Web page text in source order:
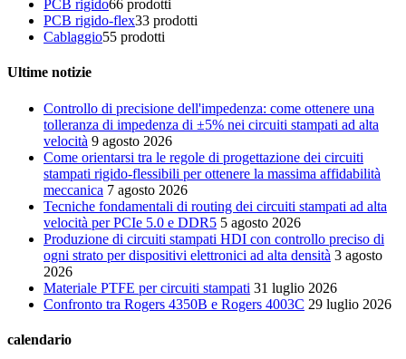
PCB rigido66 prodotti
PCB rigido-flex33 prodotti
Cablaggio55 prodotti
Ultime notizie
Controllo di precisione dell'impedenza: come ottenere una
tolleranza di impedenza di ±5% nei circuiti stampati ad alta
velocità 9 agosto 2026
Come orientarsi tra le regole di progettazione dei circuiti
stampati rigido-flessibili per ottenere la massima affidabilità
meccanica 7 agosto 2026
Tecniche fondamentali di routing dei circuiti stampati ad alta
velocità per PCIe 5.0 e DDR5 5 agosto 2026
Produzione di circuiti stampati HDI con controllo preciso di
ogni strato per dispositivi elettronici ad alta densità 3 agosto
2026
Materiale PTFE per circuiti stampati 31 luglio 2026
Confronto tra Rogers 4350B e Rogers 4003C 29 luglio 2026
calendario